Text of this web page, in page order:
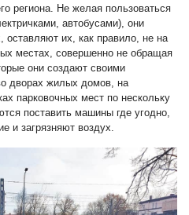
региона. Не желая пользоваться
автобусами), они
их, как правило, не на
местах, совершенно не обращая
они создают своими
дворах жилых домов, на
парковочных мест по нескольку
поставить машины где угодно,
и загрязняют воздух.